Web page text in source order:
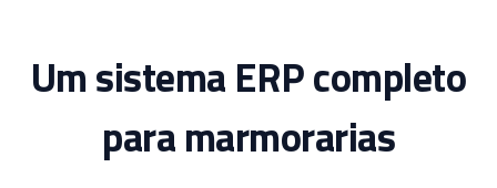
Um sistema ERP completo
para marmorarias